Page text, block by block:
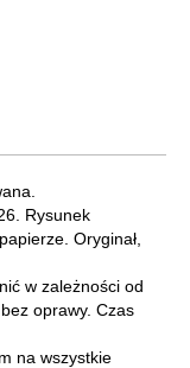
Rysunek
Oryginał,
w zależności od
oprawy. Czas
na wszystkie